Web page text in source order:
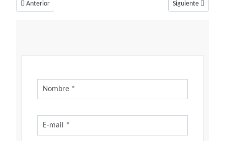
Artículo anterior: Soñar con pies, descubre cuales interpretaciones de
Anterior Artículo
Siguiente